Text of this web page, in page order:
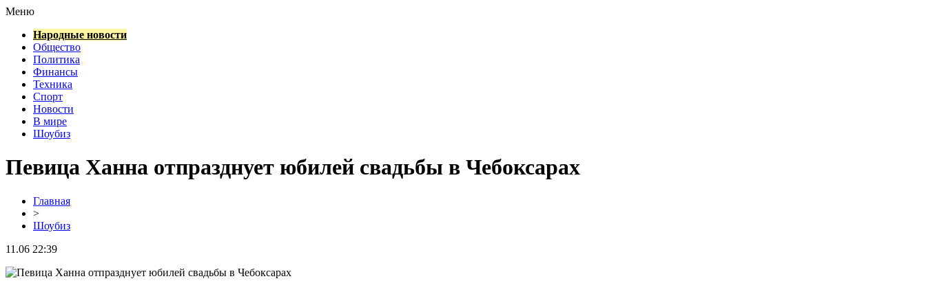
Меню
Народные новости
Общество
Политика
Финансы
Техника
Спорт
Новости
В мире
Шоубиз
Певица Ханна отпразднует юбилей свадьбы в Чебоксарах
Главная
>
Шоубиз
11.06 22:39